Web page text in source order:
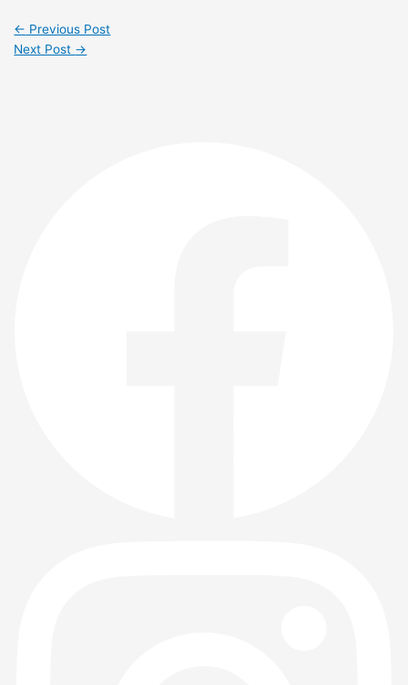
← Previous Post
Next Post →